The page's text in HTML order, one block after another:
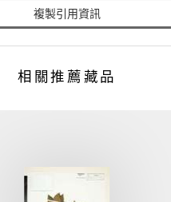
複製引用資訊
相關推薦藏品